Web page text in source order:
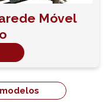
Móvel